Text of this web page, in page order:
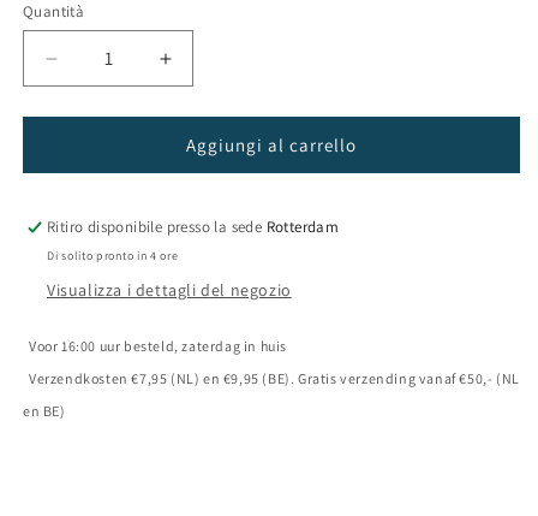
Quantità
Diminuisci
quantità
per
regalo
con
2
da
Aumenta
quantità
per
Confezione
regalo
con
da
Aggiungi al carrello
Ritiro disponibile presso la sede Rotterdam
Di solito pronto in 4 ore
Visualizza i dettagli del negozio
Voor 16:00 uur besteld, zaterdag in huis
Verzendkosten €7,95 (NL) en €9,95 (BE). Gratis verzending vanaf €50,- (NL
en BE)